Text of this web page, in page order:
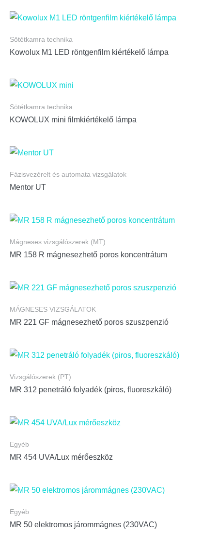
Sötétkamra technika
Kowolux M1 LED röntgenfilm kiértékelő lámpa
Sötétkamra technika
KOWOLUX mini filmkiértékelő lámpa
Fázisvezérelt és automata vizsgálatok
Mentor UT
Mágneses vizsgálószerek (MT)
MR 158 R mágnesezhető poros koncentrátum
MÁGNESES VIZSGÁLATOK
MR 221 GF mágnesezhető poros szuszpenzió
Vizsgálószerek (PT)
MR 312 penetráló folyadék (piros, fluoreszkáló)
Egyéb
MR 454 UVA/Lux mérőeszköz
Egyéb
MR 50 elektromos járommágnes (230VAC)